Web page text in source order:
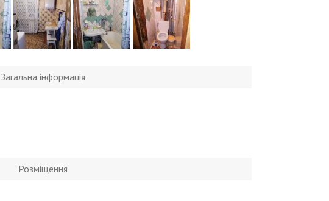
Загальна інформація
Розміщення